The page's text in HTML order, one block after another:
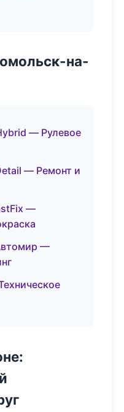
на-
— Рулевое
— Ремонт и
—
—